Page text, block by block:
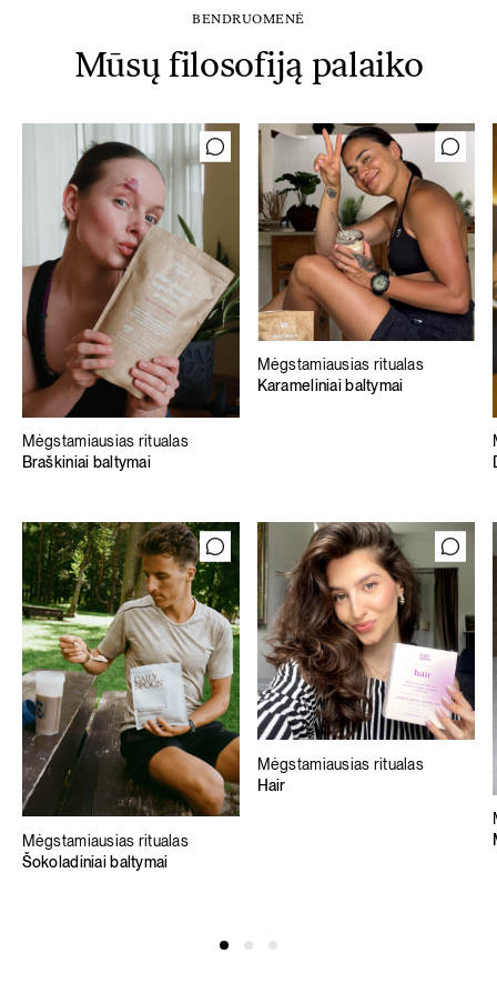
BENDRUOMENĖ
Mūsų filosofiją palaiko
Mėgstamiausias ritualas
Braškiniai baltymai
Mėgstamiausias ritualas
Karameliniai baltymai
Mėgstamiausias ritualas
Šokoladiniai baltymai
Mėgstamiausias ritualas
Hair